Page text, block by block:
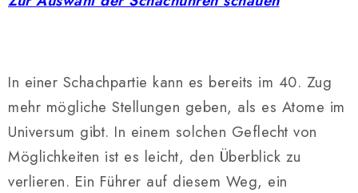
In einer Schachpartie kann es bereits im 40. Zug
mehr mögliche Stellungen geben, als es Atome im
Universum gibt. In einem solchen Geflecht von
Möglichkeiten ist es leicht, den Überblick zu
verlieren. Ein Führer auf diesem Weg, ein